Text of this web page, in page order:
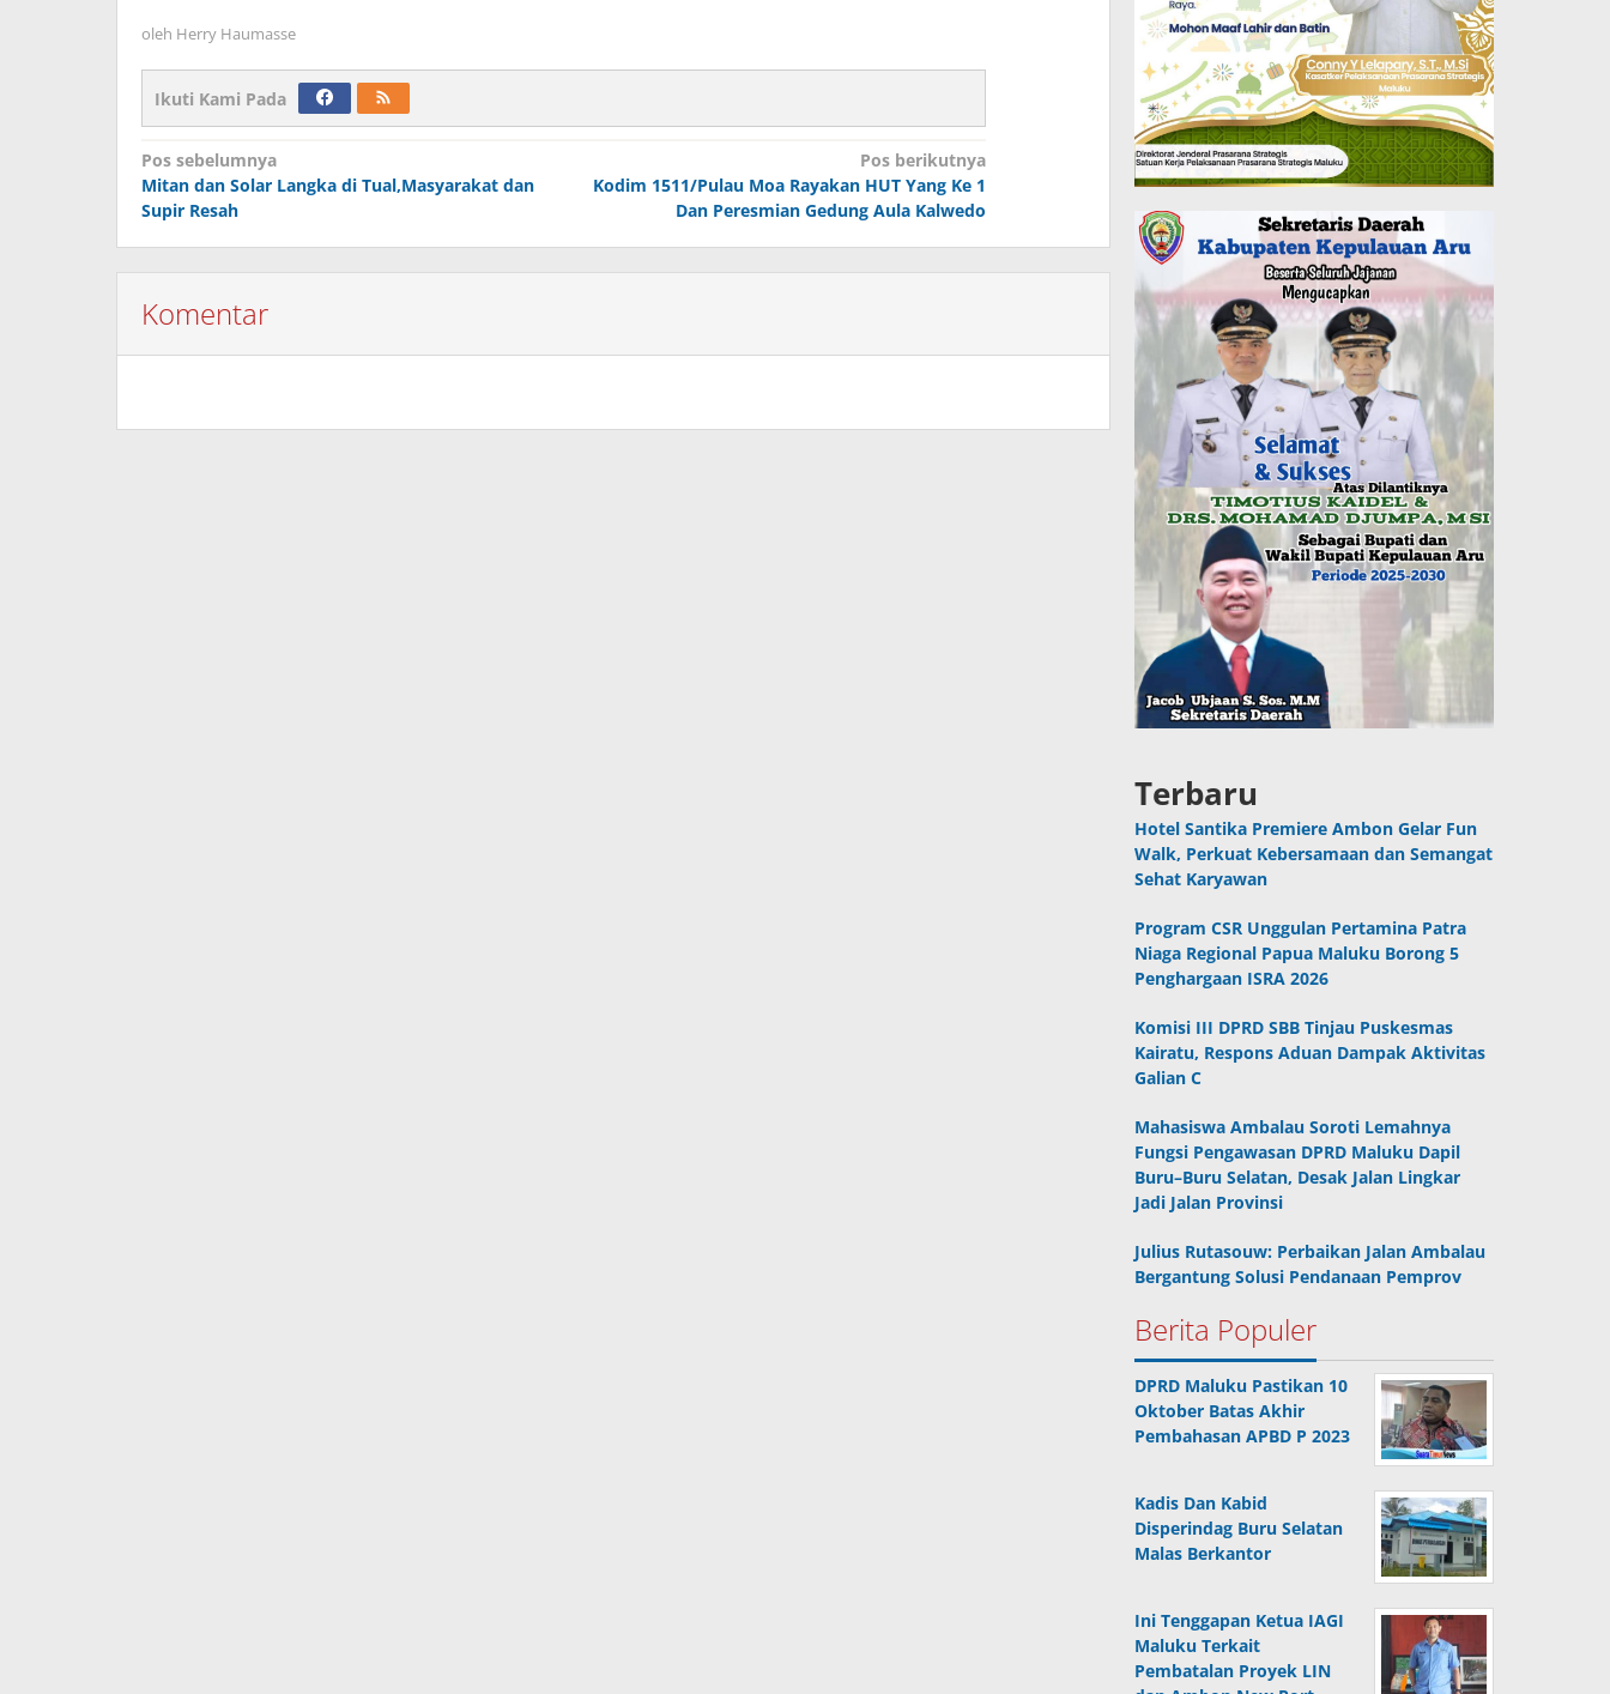
oleh Herry Haumasse
Ikuti Kami Pada
Navigasi
pos
Pos sebelumnya
Mitan dan Solar Langka di Tual,Masyarakat dan
Supir Resah
Pos berikutnya
Kodim 1511/Pulau Moa Rayakan HUT Yang Ke 1
Dan Peresmian Gedung Aula Kalwedo
Komentar
Terbaru
Hotel Santika Premiere Ambon Gelar Fun
Walk, Perkuat Kebersamaan dan Semangat
Sehat Karyawan
Program CSR Unggulan Pertamina Patra
Niaga Regional Papua Maluku Borong 5
Penghargaan ISRA 2026
Komisi III DPRD SBB Tinjau Puskesmas
Kairatu, Respons Aduan Dampak Aktivitas
Galian C
Mahasiswa Ambalau Soroti Lemahnya
Fungsi Pengawasan DPRD Maluku Dapil
Buru–Buru Selatan, Desak Jalan Lingkar
Jadi Jalan Provinsi
Julius Rutasouw: Perbaikan Jalan Ambalau
Bergantung Solusi Pendanaan Pemprov
Berita Populer
DPRD Maluku Pastikan 10
Oktober Batas Akhir
Pembahasan APBD P 2023
Kadis Dan Kabid
Disperindag Buru Selatan
Malas Berkantor
Ini Tenggapan Ketua IAGI
Maluku Terkait
Pembatalan Proyek LIN